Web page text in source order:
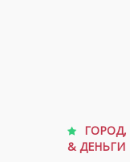
ГОРОД,
& ДЕНЬГИ